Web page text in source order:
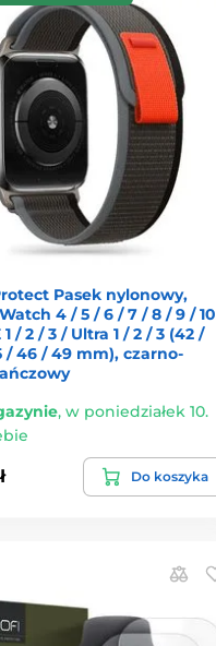
Pasek nylonowy,
4 / 5 / 6 / 7 / 8 / 9 / 10
1 / 2 / 3 / Ultra 1 / 2 / 3 (42 /
/ 46 / 49 mm), czarno-
, w poniedziałek 10.
Do koszyka